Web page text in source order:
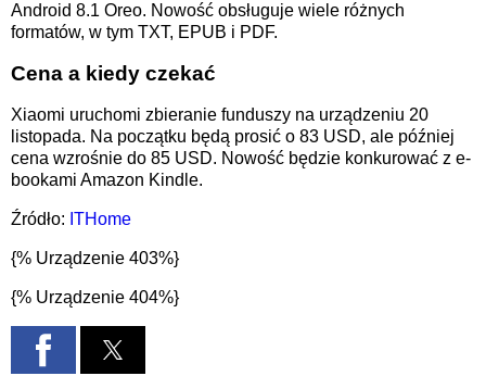
Android 8.1 Oreo. Nowość obsługuje wiele różnych
formatów, w tym TXT, EPUB i PDF.
Cena a kiedy czekać
Xiaomi uruchomi zbieranie funduszy na urządzeniu 20
listopada. Na początku będą prosić o 83 USD, ale później
cena wzrośnie do 85 USD. Nowość będzie konkurować z e-
bookami Amazon Kindle.
Źródło: ITHome
{% Urządzenie 403%}
{% Urządzenie 404%}